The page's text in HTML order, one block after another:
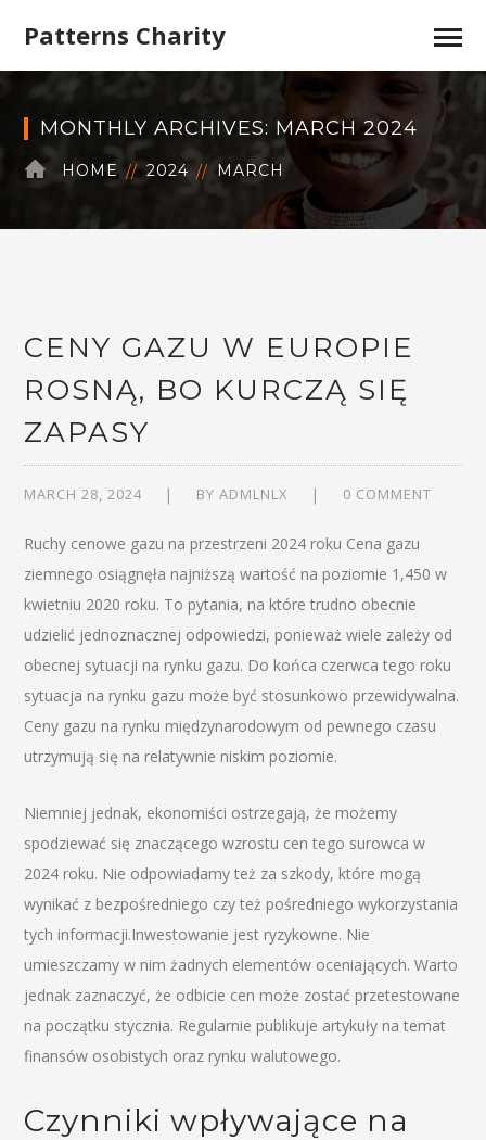
Patterns Charity
MONTHLY ARCHIVES: MARCH 2024
HOME 2024 MARCH
CENY GAZU W EUROPIE
ROSNĄ, BO KURCZĄ SIĘ
ZAPASY
MARCH 28, 2024 BYADMLNLX 0 COMMENT
Ruchy cenowe gazu na przestrzeni 2024 roku Cena gazu
ziemnego osiągnęła najniższą wartość na poziomie 1,450 w
kwietniu 2020 roku. To pytania, na które trudno obecnie
udzielić jednoznacznej odpowiedzi, ponieważ wiele zależy od
obecnej sytuacji na rynku gazu. Do końca czerwca tego roku
sytuacja na rynku gazu może być stosunkowo przewidywalna.
Ceny gazu na rynku międzynarodowym od pewnego czasu
utrzymują się na relatywnie niskim poziomie.
Niemniej jednak, ekonomiści ostrzegają, że możemy
spodziewać się znaczącego wzrostu cen tego surowca w
2024 roku. Nie odpowiadamy też za szkody, które mogą
wynikać z bezpośredniego czy też pośredniego wykorzystania
tych informacji.Inwestowanie jest ryzykowne. Nie
umieszczamy w nim żadnych elementów oceniających. Warto
jednak zaznaczyć, że odbicie cen może zostać przetestowane
na początku stycznia. Regularnie publikuje artykuły na temat
finansów osobistych oraz rynku walutowego.
Czynniki wpływające na